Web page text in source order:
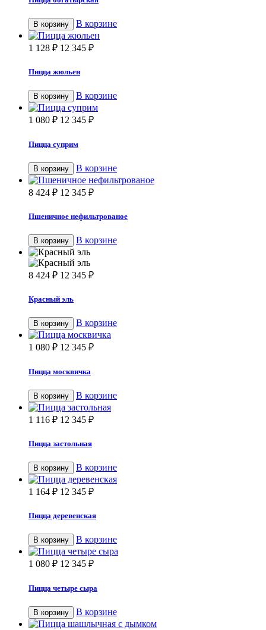
В корзину В корзине
1 128 ₽ 12 345 ₽
Пицца жюльен
В корзину В корзине
1 080 ₽ 12 345 ₽
Пицца суприм
В корзину В корзине
8 424 ₽ 12 345 ₽
Пшеничное нефильтрованое
В корзину В корзине
8 424 ₽ 12 345 ₽
Красный эль
В корзину В корзине
1 080 ₽ 12 345 ₽
Пицца москвичка
В корзину В корзине
1 116 ₽ 12 345 ₽
Пицца застольная
В корзину В корзине
1 164 ₽ 12 345 ₽
Пицца деревенская
В корзину В корзине
1 080 ₽ 12 345 ₽
Пицца четыре сыра
В корзину В корзине